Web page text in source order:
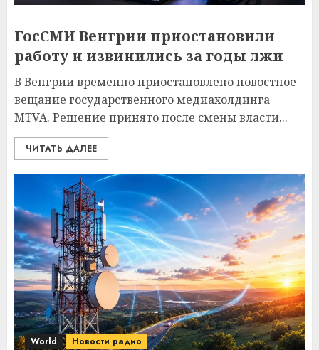
ГосСМИ Венгрии приостановили
работу и извинились за годы лжи
В Венгрии временно приостановлено новостное
вещание государственного медиахолдинга
MTVA. Решение принято после смены власти...
ЧИТАТЬ ДАЛЕЕ
World Новости радио